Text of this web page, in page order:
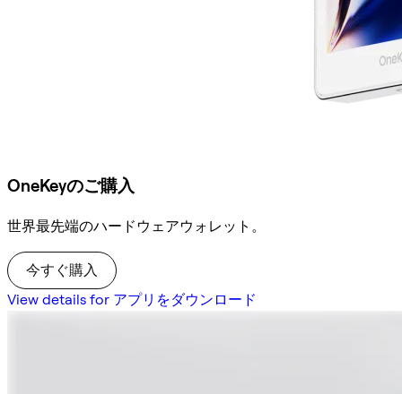
OneKeyのご購入
世界最先端のハードウェアウォレット。
今すぐ購入
View details for アプリをダウンロード